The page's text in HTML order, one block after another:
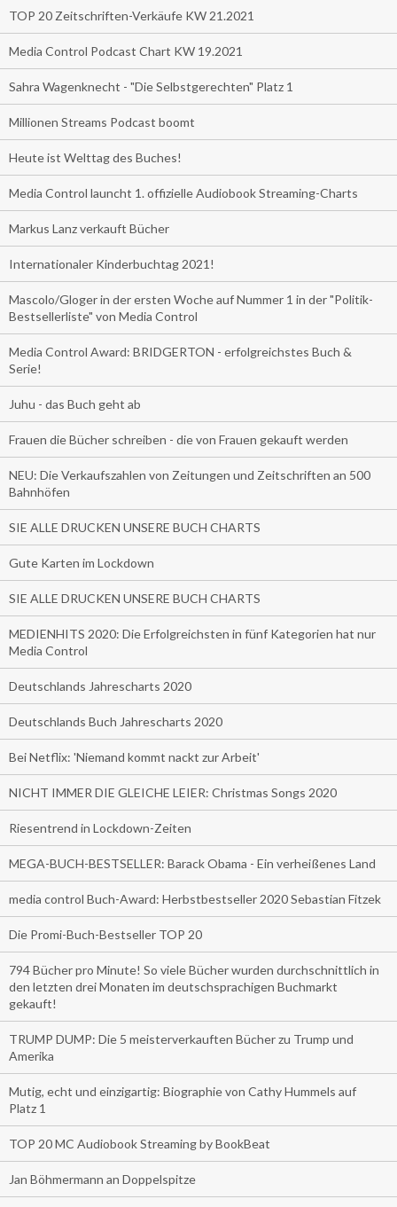
TOP 20 Zeitschriften-Verkäufe KW 21.2021
Media Control Podcast Chart KW 19.2021
Sahra Wagenknecht - "Die Selbstgerechten" Platz 1
Millionen Streams Podcast boomt
Heute ist Welttag des Buches!
Media Control launcht 1. offizielle Audiobook Streaming-Charts
Markus Lanz verkauft Bücher
Internationaler Kinderbuchtag 2021!
Mascolo/Gloger in der ersten Woche auf Nummer 1 in der "Politik-
Bestsellerliste" von Media Control
Media Control Award: BRIDGERTON - erfolgreichstes Buch &
Serie!
Juhu - das Buch geht ab
Frauen die Bücher schreiben - die von Frauen gekauft werden
NEU: Die Verkaufszahlen von Zeitungen und Zeitschriften an 500
Bahnhöfen
SIE ALLE DRUCKEN UNSERE BUCH CHARTS
Gute Karten im Lockdown
SIE ALLE DRUCKEN UNSERE BUCH CHARTS
MEDIENHITS 2020: Die Erfolgreichsten in fünf Kategorien hat nur
Media Control
Deutschlands Jahrescharts 2020
Deutschlands Buch Jahrescharts 2020
Bei Netflix: 'Niemand kommt nackt zur Arbeit'
NICHT IMMER DIE GLEICHE LEIER: Christmas Songs 2020
Riesentrend in Lockdown-Zeiten
MEGA-BUCH-BESTSELLER: Barack Obama - Ein verheißenes Land
media control Buch-Award: Herbstbestseller 2020 Sebastian Fitzek
Die Promi-Buch-Bestseller TOP 20
794 Bücher pro Minute! So viele Bücher wurden durchschnittlich in
den letzten drei Monaten im deutschsprachigen Buchmarkt
gekauft!
TRUMP DUMP: Die 5 meisterverkauften Bücher zu Trump und
Amerika
Mutig, echt und einzigartig: Biographie von Cathy Hummels auf
Platz 1
TOP 20 MC Audiobook Streaming by BookBeat
Jan Böhmermann an Doppelspitze